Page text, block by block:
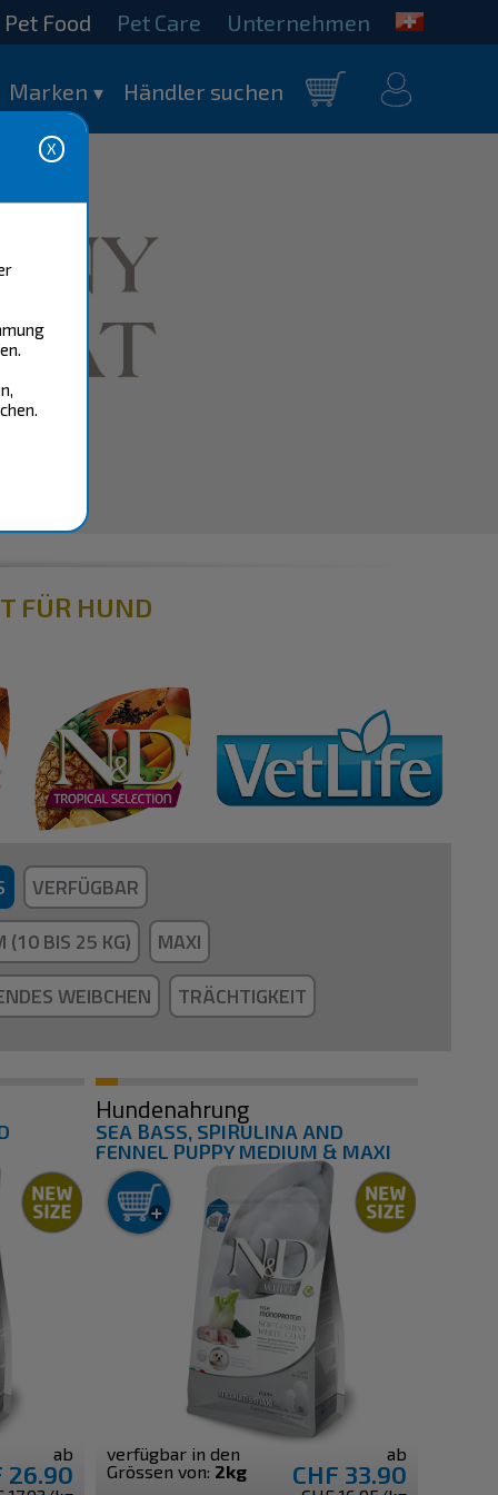
Pet Food Pet Care Unternehmen
Marken Händler suchen
Warenkorb
mein
Konto
FÜR HUND
VERFÜGBAR
(10 BIS 25 KG) MAXI
WEIBCHEN TRÄCHTIGKEIT
ab
26.90
Hundenahrung
SEA BASS, SPIRULINA AND
FENNEL PUPPY MEDIUM & MAXI
verfügbar in den
Grössen von: 2kg
ab
CHF 33.90